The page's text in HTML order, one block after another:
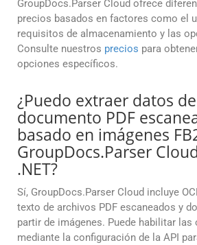
GroupDocs.Parser Cloud ofrece
precios basados en factores como el
requisitos de almacenamiento y las
Consulte nuestros precios para
opciones específicos.
¿Puedo extraer datos
documento PDF
basado en imágenes
GroupDocs.Parser
.NET?
Sí, GroupDocs.Parser Cloud incluye
texto de archivos PDF escaneados y
partir de imágenes. Puede habilitar las
mediante la configuración de la API